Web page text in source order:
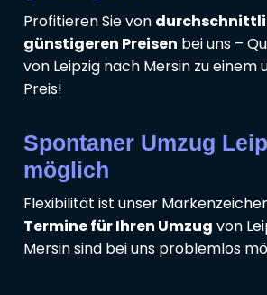
Profitieren Sie von
günstigeren Preisen bei uns –
von Leipzig nach Mersin zu einem
Preis!
Spontaner Umzug
möglich
Flexibilität ist unser
Termine für Ihren Umzug von
Mersin sind bei uns problemlos